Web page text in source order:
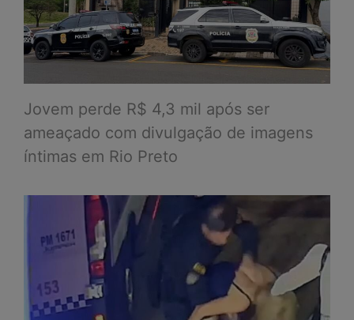
Jovem perde R$ 4,3 mil após ser
ameaçado com divulgação de imagens
íntimas em Rio Preto